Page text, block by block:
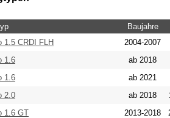
Baujahre
1.5 CRDI FLH
2004-2007
1.6
ab 2018
1.6
ab 2021
2.0 ab 2018
1.6 GT 2013-2018